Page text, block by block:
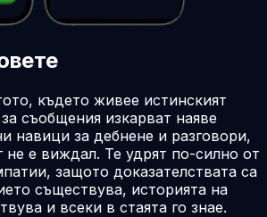
където живее истинският
съобщения изкарват наяве
навици за дебнене и разговори,
не е виждал. Те удрят по-силно от
защото доказателствата са
съществува, историята на
и всеки в стаята го знае.